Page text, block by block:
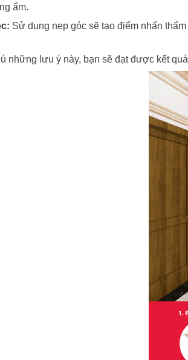
ẩm.
Sử dụng nẹp góc sẽ tạo điểm nhấn
những lưu ý này, bạn sẽ đạt được kết